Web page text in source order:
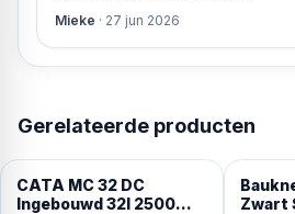
Mieke · 27 jun 2026
Gerelateerde producten
CATA MC 32 DC
Ingebouwd 32l 2500W
Zwart